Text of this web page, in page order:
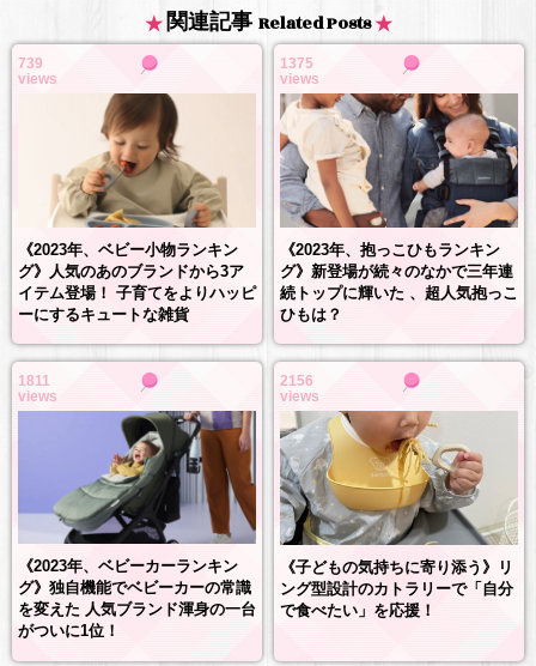
関連記事 Related Posts
739
views
《2023年、ベビー小物ランキン
グ》人気のあのブランドから3ア
イテム登場！ 子育てをよりハッピ
ーにするキュートな雑貨
1375
views
《2023年、抱っこひもランキン
グ》新登場が続々のなかで三年連
続トップに輝いた 、超人気抱っこ
ひもは？
1811
views
《2023年、ベビーカーランキン
グ》独自機能でベビーカーの常識
を変えた 人気ブランド渾身の一台
がついに1位！
2156
views
《子どもの気持ちに寄り添う》リ
ング型設計のカトラリーで「自分
で食べたい」を応援！